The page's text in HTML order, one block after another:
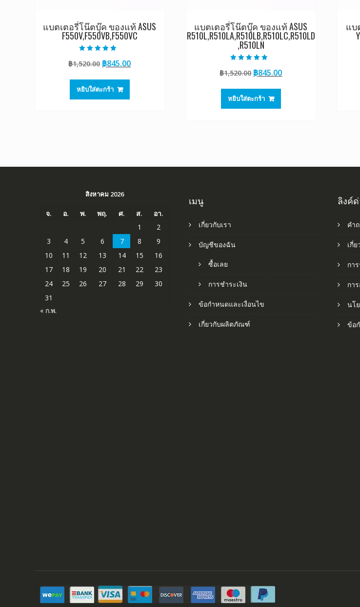
แบตเตอรี่โน๊ตบุ๊ค ของแท้ ASUS
F550V,F550VB,F550VC
5.00
ตั้งแต่ 1-5
฿1,520.00 Original
was:
฿1,520.00.
฿845.00Current
หยิบใส่ตะกร้า
แบตเตอรี่โน๊ตบุ๊ค ของแท้ ASUS
R510L,R510LA,R510LB,R510LC,R510LD
,R510LN
4.50
ตั้งแต่ 1-5
฿1,520.00 Original
was:
฿1,520.00.
฿845.00Current
หยิบใส่ตะกร้า
แบ
สิงหาคม 2026
จ. อ. พ. พฤ. ศ. ส.
อา.
1
2
3
4 5 6 7 8
9
10
11 12 13 14 15
16
17
18 19 20 21 22
23
24
25 26 27 28 29
30
31
« ก.พ.
เมนู
เกี่ยวกับเรา
บัญชีของฉัน
ซื้อเลย
การชำระเงิน
ข้อกำหนดและเงื่อนไข
เกี่ยวกับผลิตภัณฑ์
ลิงค์
คำ
เกี่
กา
กา
นโ
ข้อ